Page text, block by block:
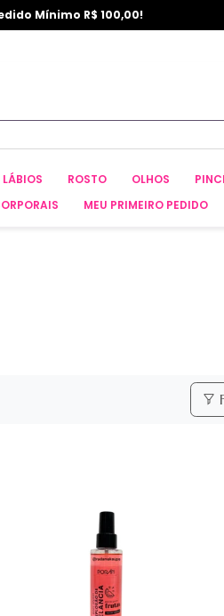
Mínimo R$ 100,00!
LÁBIOS ROSTO OLHOS
MEU PRIMEIRO PEDIDO